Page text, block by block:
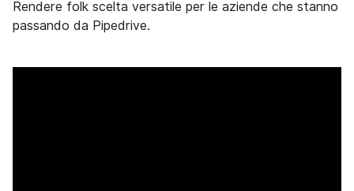
Rendere folk scelta versatile per le aziende che stanno
passando da Pipedrive.